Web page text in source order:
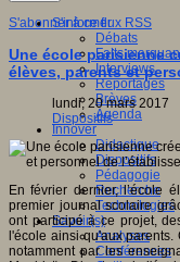
S'informer
Débats
Faits
Interviews
Reportages
Brèves
Agenda
Innover
Didactique
Dispositifs
Pédagogie
Recherche
Technologies
Savoir(s)
Analyses
Conférences
S'abonner à ce flux RSS
Une école parisienne
élèves, parents et
lundi, 20 mars 2017
Dispositifs
En février dernier, l’école
premier journal scolaire
ont participé à ce projet,
l'école ainsi qu'aux
notamment par les